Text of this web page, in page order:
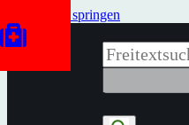
Zum Inhalt springen